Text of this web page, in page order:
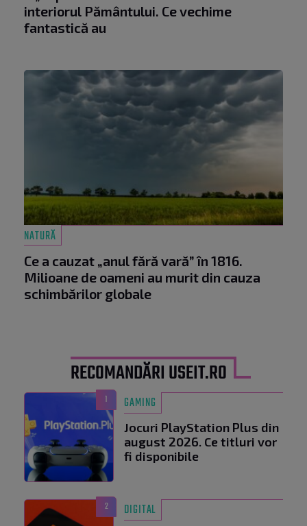
interiorul Pământului. Ce vechime
fantastică au
NATURĂ
Ce a cauzat „anul fără vară” în 1816.
Milioane de oameni au murit din cauza
schimbărilor globale
RECOMANDĂRI USEIT.RO
1 GAMING
Jocuri PlayStation Plus din
august 2026. Ce titluri vor
fi disponibile
2 DIGITAL